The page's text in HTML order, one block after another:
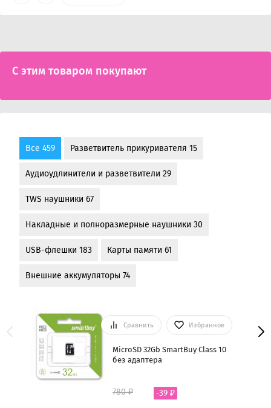
С этим товаром покупают
Все 459 Разветвитель прикуривателя 15
Аудиоудлинители и разветвители 29
TWS наушники 67
Накладные и полноразмерные наушники 30
USB-флешки 183 Карты памяти 61
Внешние аккумуляторы 74
Сравнить Избранное
MicroSD 32Gb SmartBuy Class 10
без адаптера
780 ₽ -39 ₽